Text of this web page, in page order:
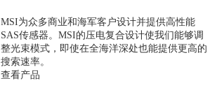
MSI为众多商业和海军客户设计并提供高性能
SAS传感器。MSI的压电复合设计使我们能够调
整光束模式，即使在全海洋深处也能提供更高的
搜索速率。
查看产品